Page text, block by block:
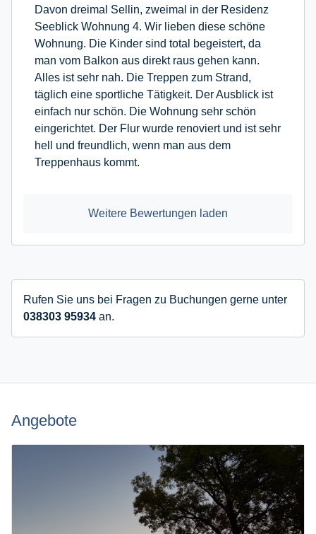
Davon dreimal Sellin, zweimal in der Residenz
Seeblick Wohnung 4. Wir lieben diese schöne
Wohnung. Die Kinder sind total begeistert, da
man vom Balkon aus direkt raus gehen kann.
Alles ist sehr nah. Die Treppen zum Strand,
täglich eine sportliche Tätigkeit. Der Ausblick ist
einfach nur schön. Die Wohnung sehr schön
eingerichtet. Der Flur wurde renoviert und ist sehr
hell und freundlich, wenn man aus dem
Treppenhaus kommt.
Weitere Bewertungen laden
Rufen Sie uns bei Fragen zu Buchungen gerne unter
038303 95934 an.
Angebote